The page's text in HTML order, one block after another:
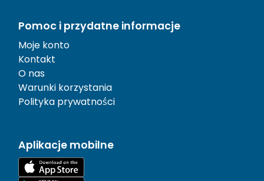
Pomoc i przydatne informacje
Moje konto
Kontakt
O nas
Warunki korzystania
Polityka prywatności
Aplikacje mobilne